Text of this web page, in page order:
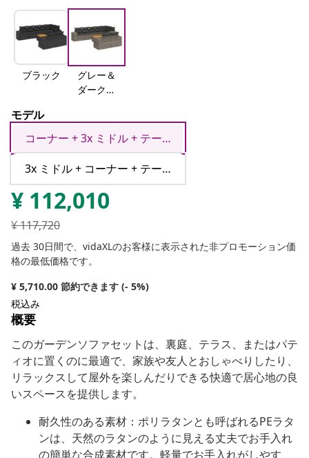
ブラック
グレー＆
ダークグ
モデル
コーナー + 3x ミドル + テーブル
3x ミドル + コーナー + テーブル
¥ 112,010
¥117,720
過去 30日間で、vidaXLのお客様に表示された非プロモーション価
格の最低価格です。
¥ 5,710.00 節約できます (- 5%)
税込み
概要
このガーデンソファセットは、裏庭、テラス、またはパテ
ィオに置くのに最適で、家族や友人とおしゃべりしたり、
リラックスして屋外を楽しんだりできる快適で居心地の良
いスペースを提供します。
耐久性のある素材：ポリラタンとも呼ばれるPEラタ
ンは、天然のラタンのように見える丈夫でお手入れ
の簡単な合成素材です。軽量でお手入れがしやす